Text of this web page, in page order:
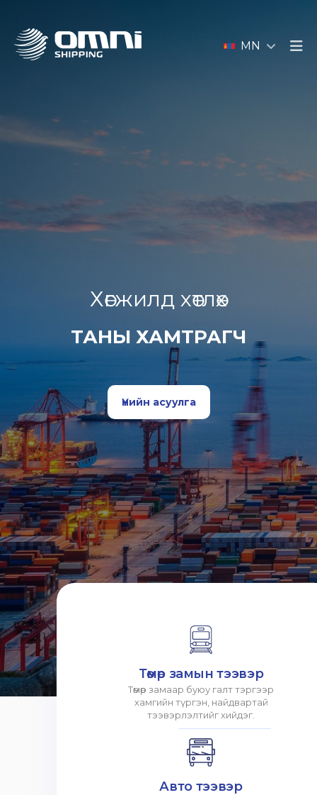
MN
Хөгжилд хөтлөх
ТАНЫ ХАМТРАГЧ
Үнийн асуулга
Төмөр замын тээвэр
Төмөр замаар буюу галт тэргээр
хамгийн түргэн, найдвартай
тээвэрлэлтийг хийдэг.
Авто тээвэр